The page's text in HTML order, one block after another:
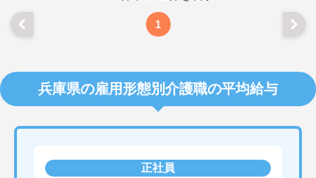
1
兵庫県の雇用形態別介護職の平均給与
正社員